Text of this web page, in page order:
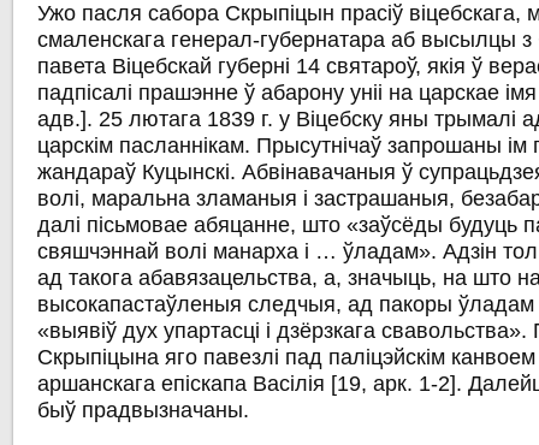
Ужо пасля сабора Скрыпіцын прасіў віцебскага,
смаленскага генерал-губернатара аб высылцы з
павета Віцебскай губерні 14 святароў, якія ў
падпісалі прашэнне ў абарону уніі на царскае
адв.]. 25 лютага 1839 г. у Віцебску яны трымалі
царскім пасланнікам. Прысутнічаў запрошаны ім
жандараў Куцынскі. Абвінавачаныя ў
волі, маральна зламаныя і застрашаныя,
далі пісьмовае абяцанне, што «заўсёды будуць
свяшчэннай волі манарха і … ўладам». Адзін
ад такога абавязацельства, а, значыць, на што
высокапастаўленыя следчыя, ад пакоры ўладам
«выявіў дух упартасці і дзёрзкага
Скрыпіцына яго павезлі пад паліцэйскім
аршанскага епіскапа Васілія [19, арк. 1-2].
быў прадвызначаны.